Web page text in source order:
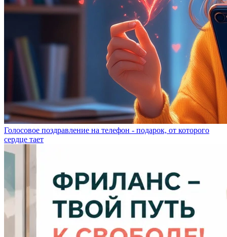
Голосовое поздравление на телефон - подарок, от которого
сердце тает